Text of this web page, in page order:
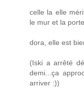
celle la elle
le mur et la
dora, elle est
(Iski a arrêté
demi...ça
arriver :))